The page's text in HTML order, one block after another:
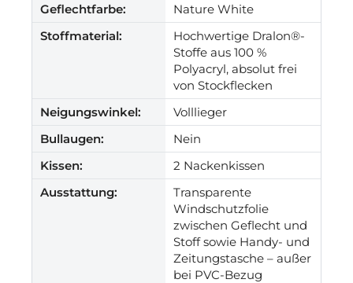
Geflechtfarbe:
Nature White
Stoffmaterial:
Hochwertige Dralon®-
Stoffe aus 100 %
Polyacryl, absolut frei
von Stockflecken
Neigungswinkel:
Volllieger
Bullaugen:
Nein
Kissen:
2 Nackenkissen
Ausstattung:
Transparente
Windschutzfolie
zwischen Geflecht und
Stoff sowie Handy- und
Zeitungstasche – außer
bei PVC-Bezug